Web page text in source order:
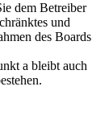
dem Betreiber
und
des Boards
a bleibt auch